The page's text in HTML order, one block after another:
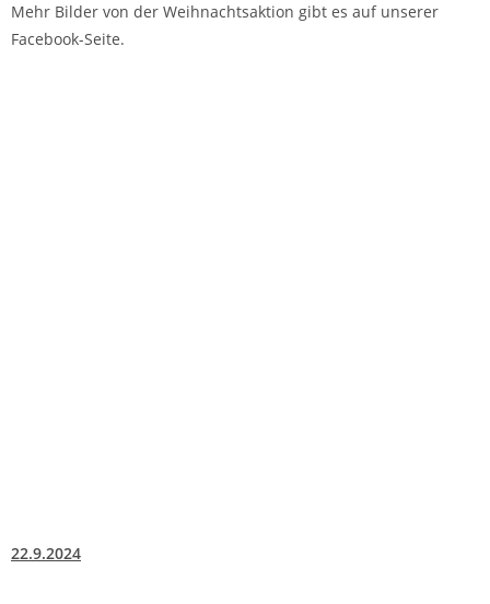
Mehr Bilder von der Weihnachtsaktion gibt es auf unserer
Facebook-Seite.
22.9.2024